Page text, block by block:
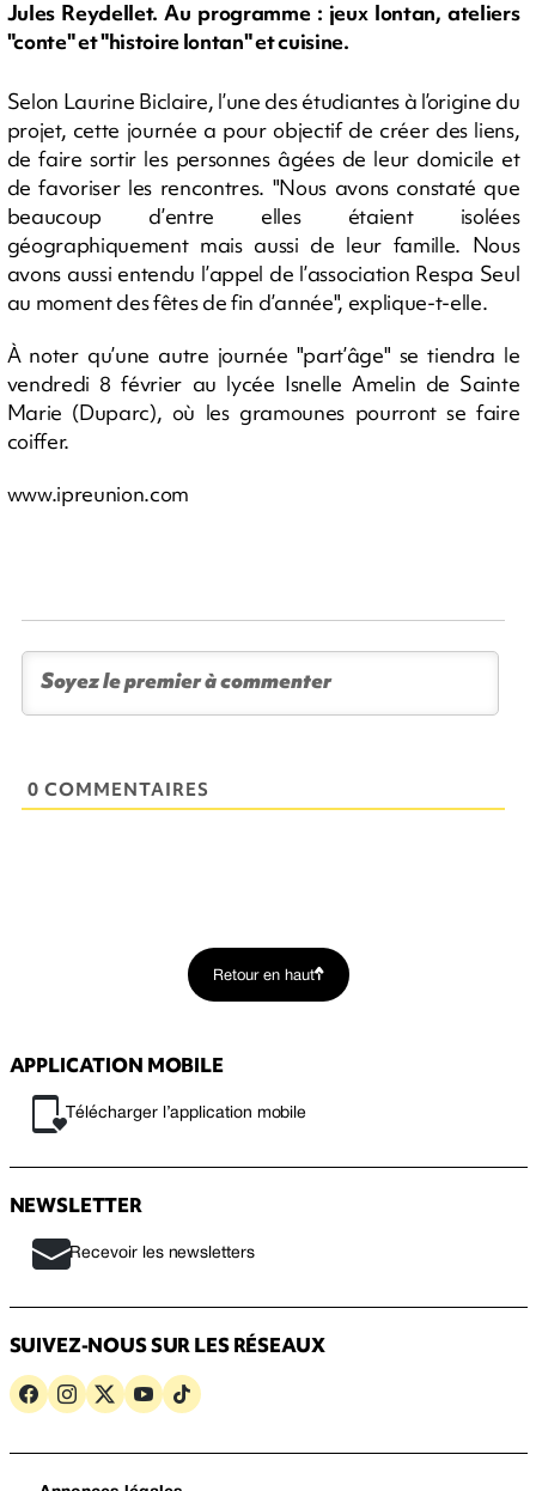
Jules Reydellet. Au programme : jeux lontan, ateliers
"conte" et "histoire lontan" et cuisine.
Selon Laurine Biclaire, l’une des étudiantes à l’origine du
projet, cette journée a pour objectif de créer des liens,
de faire sortir les personnes âgées de leur domicile et
de favoriser les rencontres. "Nous avons constaté que
beaucoup d’entre elles étaient isolées
géographiquement mais aussi de leur famille. Nous
avons aussi entendu l’appel de l’association Respa Seul
au moment des fêtes de fin d’année", explique-t-elle.
À noter qu’une autre journée "part’âge" se tiendra le
vendredi 8 février au lycée Isnelle Amelin de Sainte
Marie (Duparc), où les gramounes pourront se faire
coiffer.
www.ipreunion.com
0 COMMENTAIRES
Retour en haut
APPLICATION MOBILE
Télécharger l’application mobile
NEWSLETTER
Recevoir les newsletters
SUIVEZ-NOUS SUR LES RÉSEAUX